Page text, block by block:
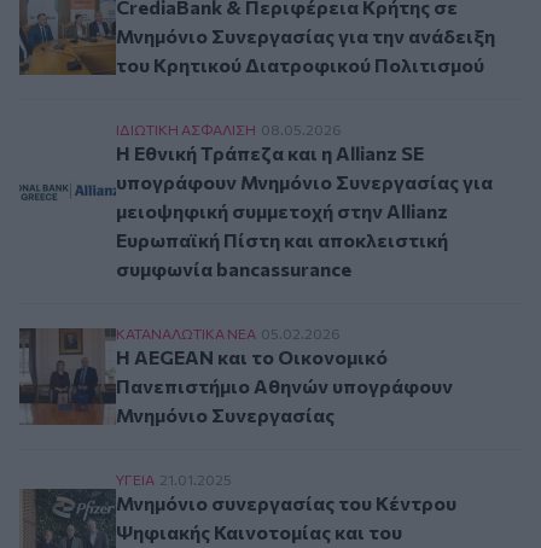
CrediaBank & Περιφέρεια Κρήτης σε
Μνημόνιο Συνεργασίας για την ανάδειξη
του Κρητικού Διατροφικού Πολιτισμού
Η Εθνική Τράπεζα και η Allianz SE
ΙΔΙΩΤΙΚΗ ΑΣΦAΛΙΣΗ 08.05.2026
Η Εθνική Τράπεζα και η Allianz SE
υπογράφουν Μνημόνιο Συνεργασίας για
μειοψηφική συμμετοχή στην Allianz
Ευρωπαϊκή Πίστη και αποκλειστική
συμφωνία bancassurance
Η AEGEAN και το Οικονομικό Πανεπιστήμιο
ΚΑΤΑΝΑΛΩΤΙΚA ΝΕΑ 05.02.2026
Η AEGEAN και το Οικονομικό
Πανεπιστήμιο Αθηνών υπογράφουν
Μνημόνιο Συνεργασίας
Μνημόνιο συνεργασίας του Κέντρου Ψηφιακής
ΥΓΕΙΑ 21.01.2025
Μνημόνιο συνεργασίας του Κέντρου
Ψηφιακής Καινοτομίας και του